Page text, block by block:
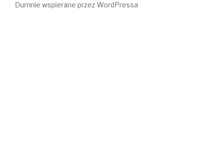
Dumnie wspierane przez WordPressa